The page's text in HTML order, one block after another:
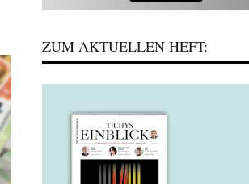
ZUM AKTUELLEN HEFT: